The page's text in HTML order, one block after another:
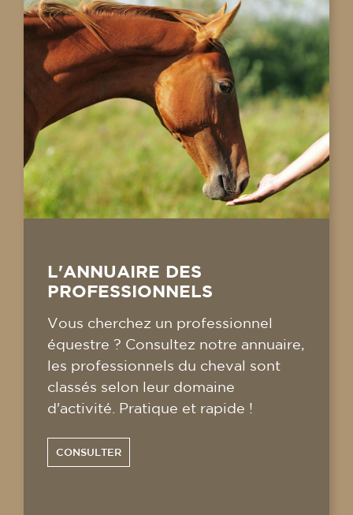
L'ANNUAIRE DES
PROFESSIONNELS
Vous cherchez un professionnel
équestre ? Consultez notre annuaire,
les professionnels du cheval sont
classés selon leur domaine
d'activité. Pratique et rapide !
CONSULTER